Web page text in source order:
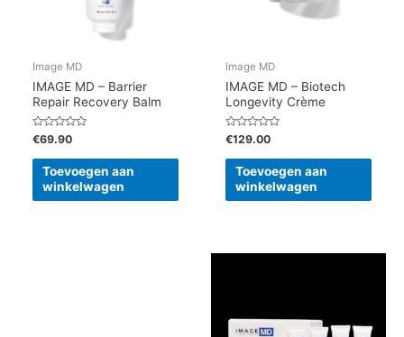
Image MD
IMAGE MD – Barrier
Repair Recovery Balm
Gewaardeerd
0
uit
€69.90
Toevoegen aan
winkelwagen
Image MD
IMAGE MD – Biotech
Longevity Crème
Gewaardeerd
0
uit
€129.00
Toevoegen aan
winkelwagen